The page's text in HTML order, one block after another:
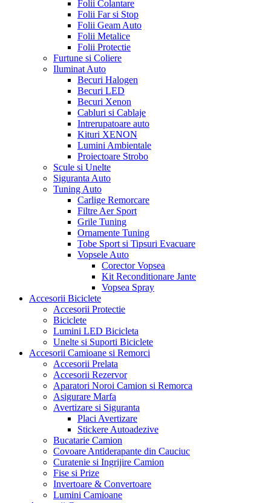
Folii Colantare
Folii Far si Stop
Folii Geam Auto
Folii Metalice
Folii Protectie
Furtune si Coliere
Iluminat Auto
Becuri Halogen
Becuri LED
Becuri Xenon
Cabluri si Cablaje
Intrerupatoare auto
Kituri XENON
Lumini Ambientale
Proiectoare Strobo
Scule si Unelte
Siguranta Auto
Tuning Auto
Carlige Remorcare
Filtre Aer Sport
Grile Tuning
Ornamente Tuning
Tobe Sport si Tipsuri Evacuare
Vopsele Auto
Corector Vopsea
Kit Reconditionare Jante
Vopsea Spray
Accesorii Biciclete
Accesorii Protectie
Biciclete
Lumini LED Bicicleta
Unelte si Suporti Biciclete
Accesorii Camioane si Remorci
Accesorii Prelata
Accesorii Rezervor
Aparatori Noroi Camion si Remorca
Asigurare Marfa
Avertizare si Siguranta
Placi Avertizare
Stickere Autoadezive
Bucatarie Camion
Covoare Antiderapante din Cauciuc
Curatenie si Ingrijire Camion
Fise si Prize
Invertoare & Convertoare
Lumini Camioane